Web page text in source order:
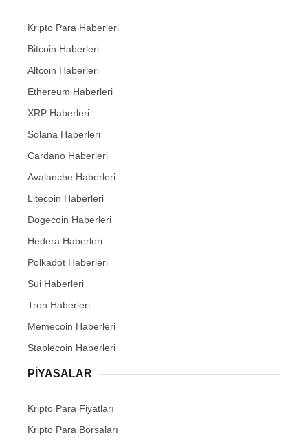
Kripto Para Haberleri
Bitcoin Haberleri
Altcoin Haberleri
Ethereum Haberleri
XRP Haberleri
Solana Haberleri
Cardano Haberleri
Avalanche Haberleri
Litecoin Haberleri
Dogecoin Haberleri
Hedera Haberleri
Polkadot Haberleri
Sui Haberleri
Tron Haberleri
Memecoin Haberleri
Stablecoin Haberleri
PIYASALAR
Kripto Para Fiyatları
Kripto Para Borsaları